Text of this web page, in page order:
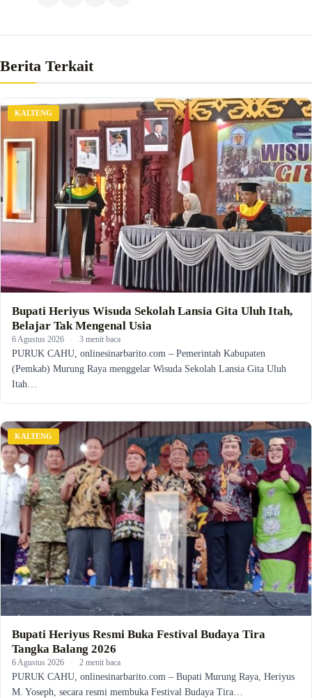
Berita Terkait
KALTENG
Bupati Heriyus Wisuda Sekolah Lansia Gita Uluh Itah,
Belajar Tak Mengenal Usia
6 Agustus 2026 · 3 menit baca
PURUK CAHU, onlinesinarbarito.com – Pemerintah Kabupaten
(Pemkab) Murung Raya menggelar Wisuda Sekolah Lansia Gita Uluh
Itah…
KALTENG
Bupati Heriyus Resmi Buka Festival Budaya Tira
Tangka Balang 2026
6 Agustus 2026 · 2 menit baca
PURUK CAHU, onlinesinarbarito.com – Bupati Murung Raya, Heriyus
M. Yoseph, secara resmi membuka Festival Budaya Tira…